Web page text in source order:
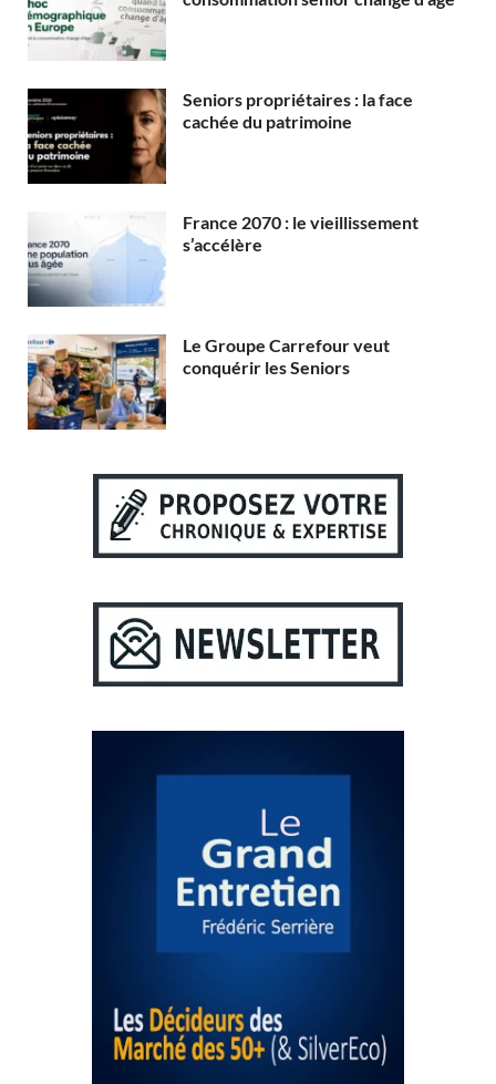
Seniors propriétaires : la face
cachée du patrimoine
France 2070 : le vieillissement
s’accélère
Le Groupe Carrefour veut
conquérir les Seniors